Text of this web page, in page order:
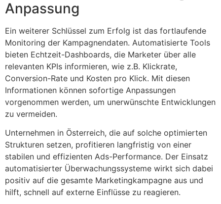
Anpassung
Ein weiterer Schlüssel zum Erfolg ist das fortlaufende
Monitoring der Kampagnendaten. Automatisierte Tools
bieten Echtzeit-Dashboards, die Marketer über alle
relevanten KPIs informieren, wie z.B. Klickrate,
Conversion-Rate und Kosten pro Klick. Mit diesen
Informationen können sofortige Anpassungen
vorgenommen werden, um unerwünschte Entwicklungen
zu vermeiden.
Unternehmen in Österreich, die auf solche optimierten
Strukturen setzen, profitieren langfristig von einer
stabilen und effizienten Ads-Performance. Der Einsatz
automatisierter Überwachungssysteme wirkt sich dabei
positiv auf die gesamte Marketingkampagne aus und
hilft, schnell auf externe Einflüsse zu reagieren.